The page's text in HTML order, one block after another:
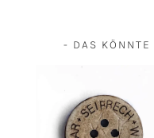
- DAS KÖNNTE